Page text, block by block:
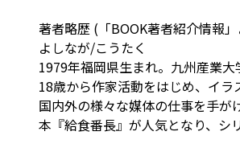
著者略歴 (「BOOK著者紹介情報
よしなが/こうたく
1979年福岡県生まれ。九州産業大
18歳から作家活動をはじめ、イラ
国内外の様々な媒体の仕事を手が
本『給食番長』が人気となり、シ